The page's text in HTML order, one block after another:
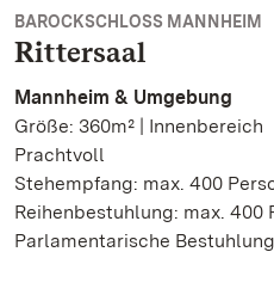
BAROCKSCHLOSS MANNHEIM
Rittersaal
Mannheim & Umgebung
Größe: 360m² | Innenbereich
Prachtvoll
Stehempfang: max. 400
Reihenbestuhlung: max. 400
Parlamentarische